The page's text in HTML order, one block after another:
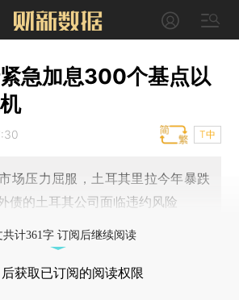
急加息300个基点以
T中
场压力屈服，土耳其里拉今年暴跌
债的土耳其公司面临违约风险
共计361字 订阅后继续阅读
后获取已订阅的阅读权限